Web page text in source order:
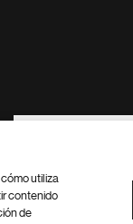
Footer Site Search
utiliza
contenido
de